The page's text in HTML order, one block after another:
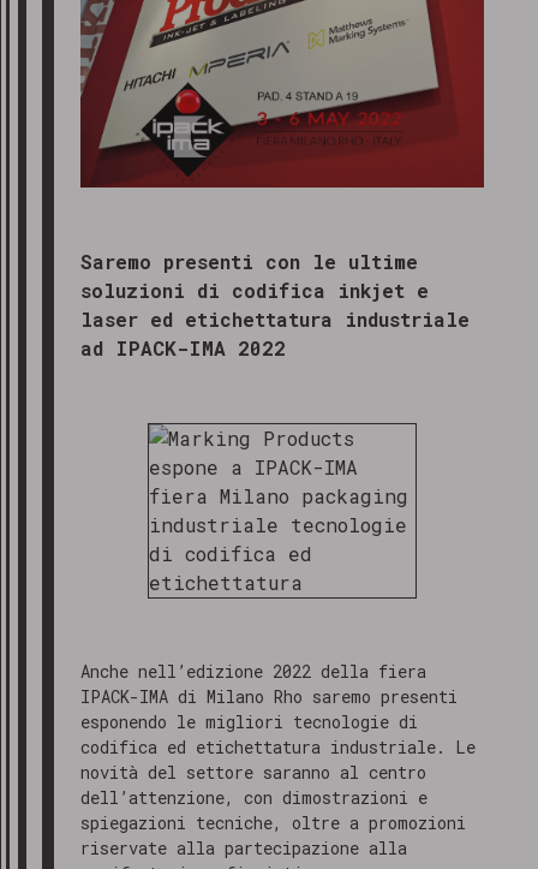
Saremo presenti con le ultime
soluzioni di codifica inkjet e
laser ed etichettatura industriale
ad IPACK-IMA 2022
Anche nell’edizione 2022 della fiera
IPACK-IMA di Milano Rho saremo presenti
esponendo le migliori tecnologie di
codifica ed etichettatura industriale. Le
novità del settore saranno al centro
dell’attenzione, con dimostrazioni e
spiegazioni tecniche, oltre a promozioni
riservate alla partecipazione alla